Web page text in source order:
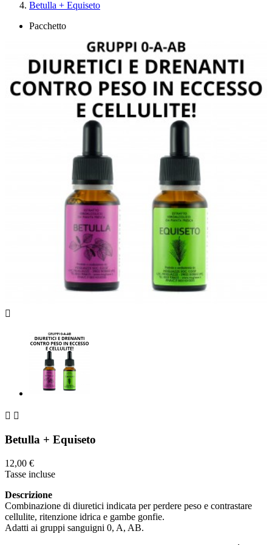
Betulla + Equiseto
Pacchetto

 
Betulla + Equiseto
12,00 €
Tasse incluse
Descrizione
Combinazione di diuretici indicata per perdere peso e contrastare
cellulite, ritenzione idrica e gambe gonfie.
Adatti ai gruppi sanguigni 0, A, AB.